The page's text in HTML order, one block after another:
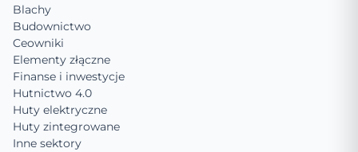
Blachy
Budownictwo
Ceowniki
Elementy złączne
Finanse i inwestycje
Hutnictwo 4.0
Huty elektryczne
Huty zintegrowane
Inne sektory